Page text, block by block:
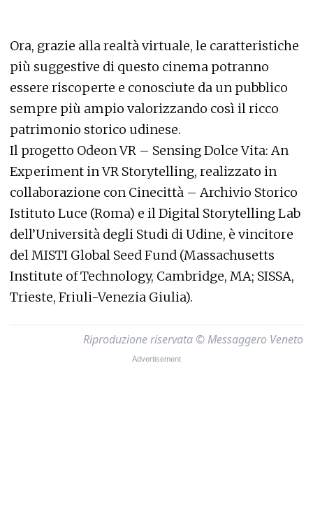
Ora, grazie alla realtà virtuale, le caratteristiche
più suggestive di questo cinema potranno
essere riscoperte e conosciute da un pubblico
sempre più ampio valorizzando così il ricco
patrimonio storico udinese.
Il progetto Odeon VR – Sensing Dolce Vita: An
Experiment in VR Storytelling, realizzato in
collaborazione con Cinecittà – Archivio Storico
Istituto Luce (Roma) e il Digital Storytelling Lab
dell’Università degli Studi di Udine, è vincitore
del MISTI Global Seed Fund (Massachusetts
Institute of Technology, Cambridge, MA; SISSA,
Trieste, Friuli-Venezia Giulia).
Riproduzione riservata © Messaggero Veneto